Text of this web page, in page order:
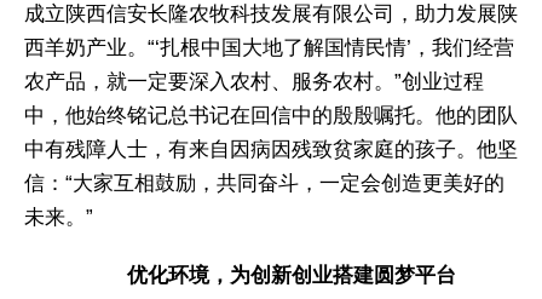
成立陕西信安长隆农牧科技发展有限公司，助力发展陕
西羊奶产业。“‘扎根中国大地了解国情民情’，我们经营
农产品，就一定要深入农村、服务农村。”创业过程
中，他始终铭记总书记在回信中的殷殷嘱托。他的团队
中有残障人士，有来自因病因残致贫家庭的孩子。他坚
信：“大家互相鼓励，共同奋斗，一定会创造更美好的
未来。”
优化环境，为创新创业搭建圆梦平台